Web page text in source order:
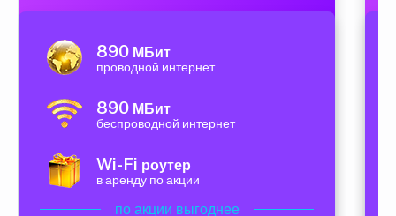
890 МБит
проводной интернет
890 МБит
беспроводной интернет
Wi-Fi роутер
в аренду по акции
по акции выгоднее